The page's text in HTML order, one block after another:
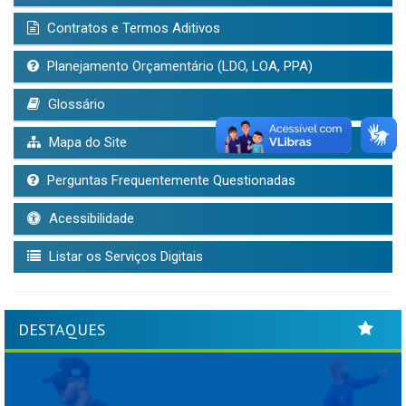
Contratos e Termos Aditivos
Planejamento Orçamentário (LDO, LOA, PPA)
Glossário
Mapa do Site
Perguntas Frequentemente Questionadas
Acessibilidade
Listar os Serviços Digitais
DESTAQUES